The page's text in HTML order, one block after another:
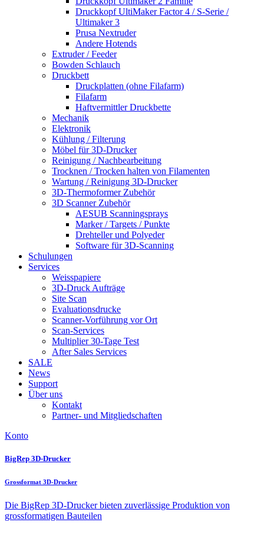
Druckkopf UltiMaker Factor 4 / S-Serie /
Ultimaker 3
Prusa Nextruder
Andere Hotends
Extruder / Feeder
Bowden Schlauch
Druckbett
Druckplatten (ohne Filafarm)
Filafarm
Haftvermittler Druckbette
Mechanik
Elektronik
Kühlung / Filterung
Möbel für 3D-Drucker
Reinigung / Nachbearbeitung
Trocknen / Trocken halten von Filamenten
Wartung / Reinigung 3D-Drucker
3D-Thermoformer Zubehör
3D Scanner Zubehör
AESUB Scanningsprays
Marker / Targets / Punkte
Drehteller und Polyeder
Software für 3D-Scanning
Schulungen
Services
Weisspapiere
3D-Druck Aufträge
Site Scan
Evaluationsdrucke
Scanner-Vorführung vor Ort
Scan-Services
Multiplier 30-Tage Test
After Sales Services
SALE
News
Support
Über uns
Kontakt
Partner- und Mitgliedschaften
Konto
BigRep 3D-Drucker
Grossformat 3D-Drucker
Die BigRep 3D-Drucker bieten zuverlässige Produktion von
grossformatigen Bauteilen